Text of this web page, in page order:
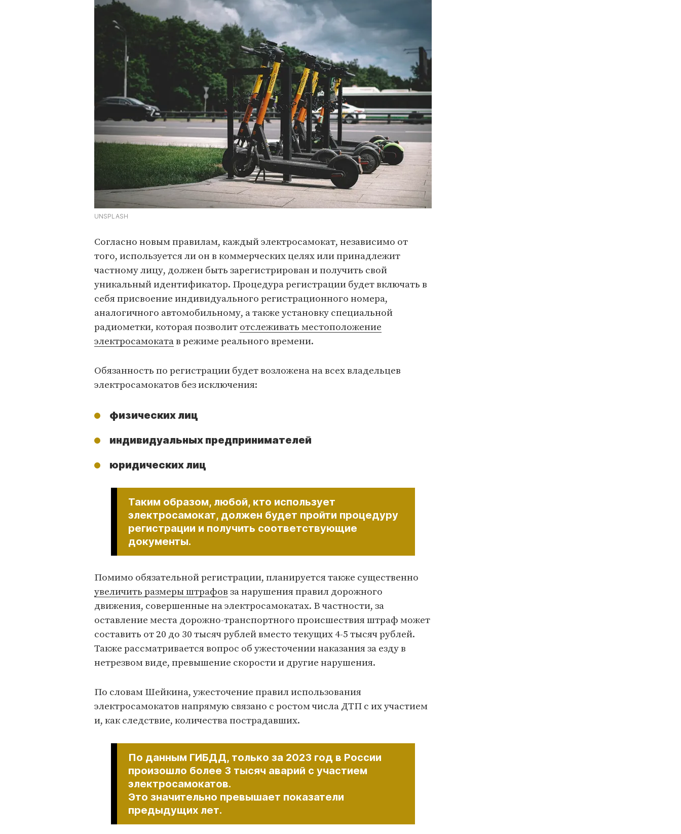
UNSPLASH
Согласно новым правилам, каждый электросамокат, независимо от
того, используется ли он в коммерческих целях или принадлежит
частному лицу, должен быть зарегистрирован и получить свой
уникальный идентификатор. Процедура регистрации будет включать в
себя присвоение индивидуального регистрационного номера,
аналогичного автомобильному, а также установку специальной
радиометки, которая позволит отслеживать местоположение
электросамокатав режиме реального времени.
Обязанность по регистрации будет возложена на всех владельцев
электросамокатов без исключения:
физических лиц
индивидуальных предпринимателей
юридических лиц
Таким образом, любой, кто использует
электросамокат, должен будет пройти процедуру
регистрации и получить соответствующие
документы.
Помимо обязательной регистрации, планируется также существенно
увеличить размеры штрафов за нарушения правил дорожного
движения, совершенные на электросамокатах. В частности, за
оставление места дорожно-транспортного происшествия штраф может
составить от 20 до 30 тысяч рублей вместо текущих 4-5 тысяч рублей.
Также рассматривается вопрос об ужесточении наказания за езду в
нетрезвом виде, превышение скорости и другие нарушения.
По словам Шейкина, ужесточение правил использования
электросамокатов напрямую связано с ростом числа ДТП с их участием
и, как следствие, количества пострадавших.
По данным ГИБДД, только за 2023 год в России
произошло более 3 тысяч аварий с участием
электросамокатов.
Это значительно превышает показатели
предыдущих лет.